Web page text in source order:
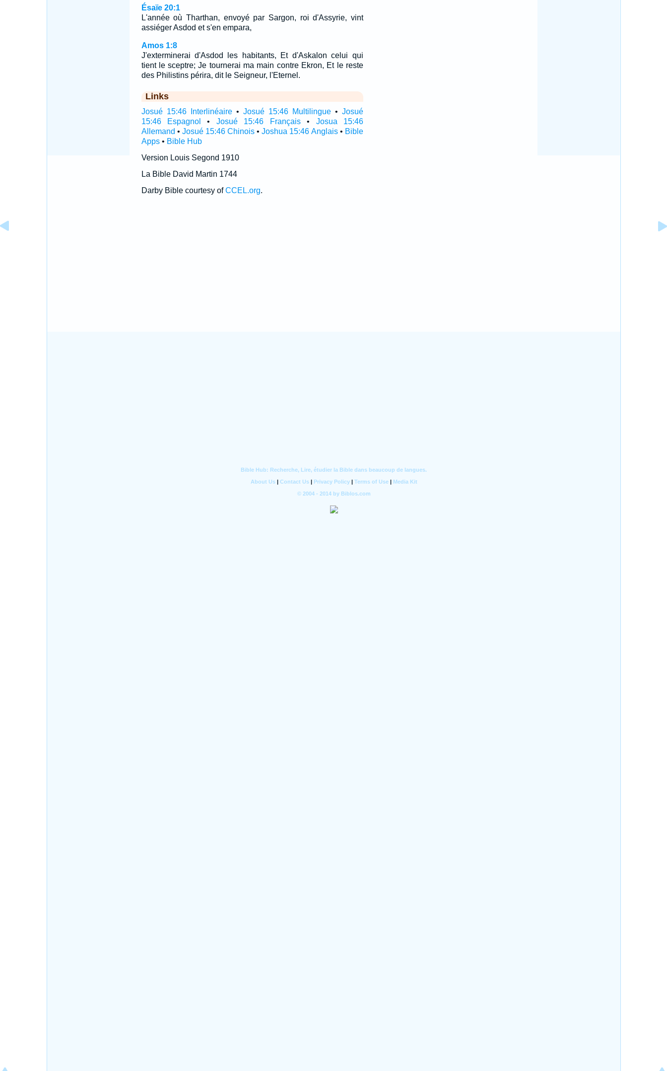
Ésaïe 20:1
L'année où Tharthan, envoyé par Sargon, roi d'Assyrie, vint
assiéger Asdod et s'en empara,
Amos 1:8
J'exterminerai d'Asdod les habitants, Et d'Askalon celui qui
tient le sceptre; Je tournerai ma main contre Ekron, Et le reste
des Philistins périra, dit le Seigneur, l'Eternel.
Links
Josué 15:46 Interlinéaire• Josué 15:46 Multilingue• Josué
15:46 Espagnol
• Josué 15:46 Français• Josua 15:46
Allemand • Josué 15:46 Chinois •Joshua 15:46 Anglais• Bible
Apps• Bible Hub
Version Louis Segond 1910
La Bible David Martin 1744
Darby Bible courtesy ofCCEL.org.